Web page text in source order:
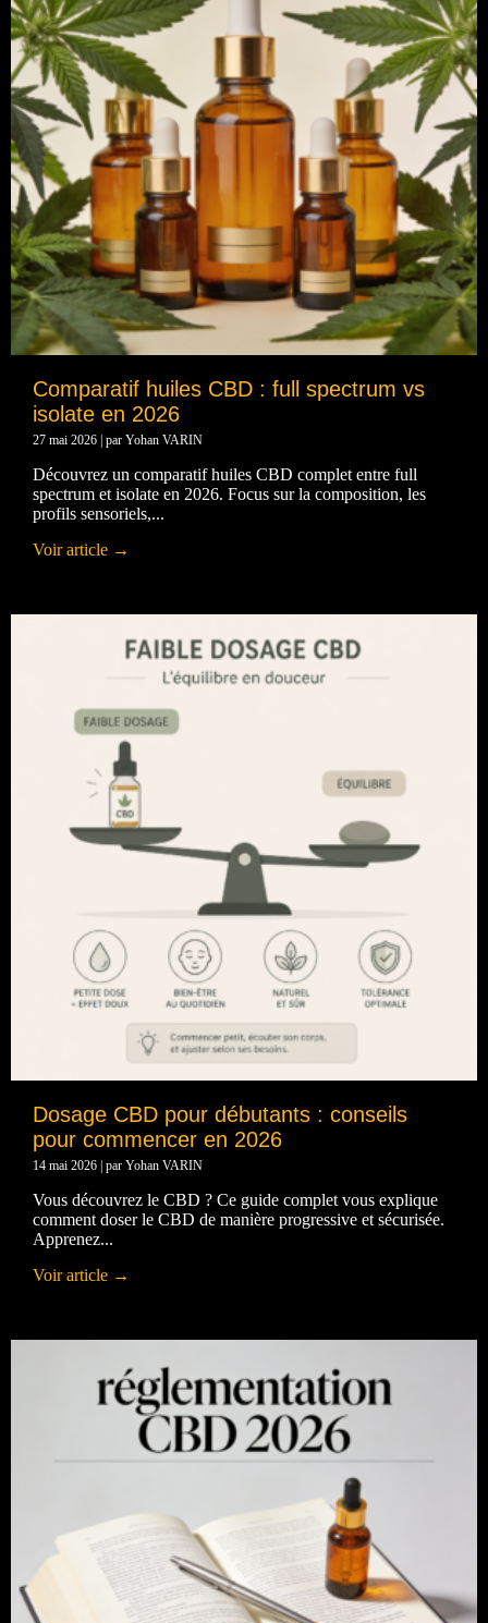
Comparatif huiles CBD : full spectrum vs
isolate en 2026
27 mai 2026 | par Yohan VARIN
Découvrez un comparatif huiles CBD complet entre full
spectrum et isolate en 2026. Focus sur la composition, les
profils sensoriels,...
Voir article →
Dosage CBD pour débutants : conseils
pour commencer en 2026
14 mai 2026 | par Yohan VARIN
Vous découvrez le CBD ? Ce guide complet vous explique
comment doser le CBD de manière progressive et sécurisée.
Apprenez...
Voir article →